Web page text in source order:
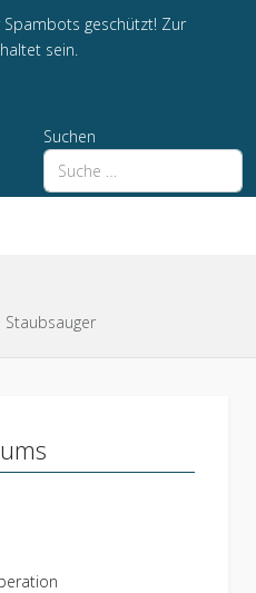
Spambots geschützt! Zur
sein.
Suchen